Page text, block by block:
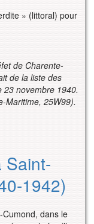
» (littoral) pour
de Charente-
de la liste des
novembre 1940.
Maritime, 25W99).
Saint-
1942)
Cumond, dans le